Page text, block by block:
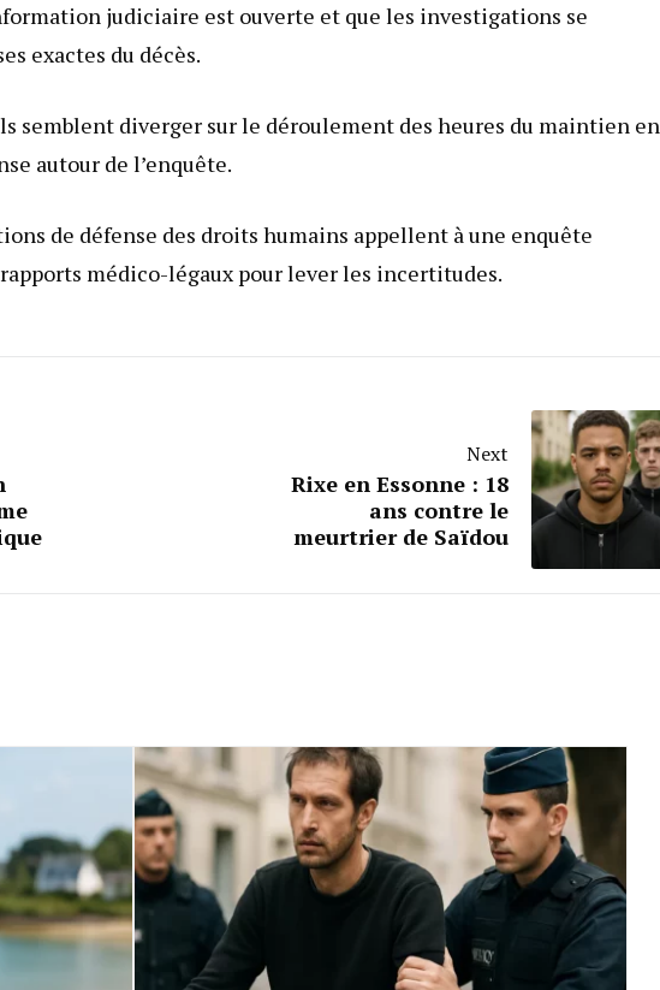
judiciaire est ouverte et que les investigations se
exactes du décès.
semblent diverger sur le déroulement des heures du maintien en
autour de l’enquête.
de défense des droits humains appellent à une enquête
médico-légaux pour lever les incertitudes.
Next
Rixe en Essonne : 18
ans contre le
meurtrier de Saïdou